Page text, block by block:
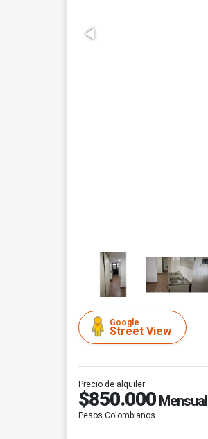
Google
Street View
Precio de alquiler
$850.000 Mensual
Pesos Colombianos